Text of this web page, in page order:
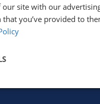
site with our
you’ve provided to